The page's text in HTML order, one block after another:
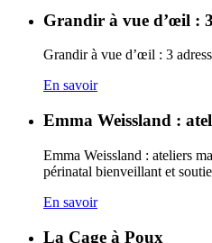
Grandir à vue d’œil : 3
Grandir à vue d’œil : 3
En savoir
Emma Weissland :
Emma Weissland : ateliers
périnatal bienveillant et
En savoir
La Cage à Poux